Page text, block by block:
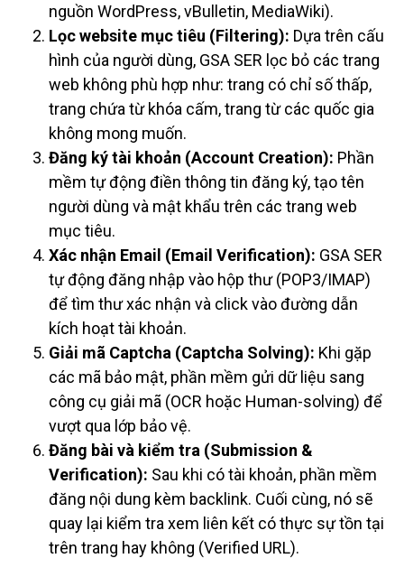
nguồn WordPress, vBulletin, MediaWiki).
Lọc website mục tiêu (Filtering): Dựa trên cấu
hình của người dùng, GSA SER lọc bỏ các trang
web không phù hợp như: trang có chỉ số thấp,
trang chứa từ khóa cấm, trang từ các quốc gia
không mong muốn.
Đăng ký tài khoản (Account Creation): Phần
mềm tự động điền thông tin đăng ký, tạo tên
người dùng và mật khẩu trên các trang web
mục tiêu.
Xác nhận Email (Email Verification): GSA SER
tự động đăng nhập vào hộp thư (POP3/IMAP)
để tìm thư xác nhận và click vào đường dẫn
kích hoạt tài khoản.
Giải mã Captcha (Captcha Solving): Khi gặp
các mã bảo mật, phần mềm gửi dữ liệu sang
công cụ giải mã (OCR hoặc Human-solving) để
vượt qua lớp bảo vệ.
Đăng bài và kiểm tra (Submission &
Verification): Sau khi có tài khoản, phần mềm
đăng nội dung kèm backlink. Cuối cùng, nó sẽ
quay lại kiểm tra xem liên kết có thực sự tồn tại
trên trang hay không (Verified URL).